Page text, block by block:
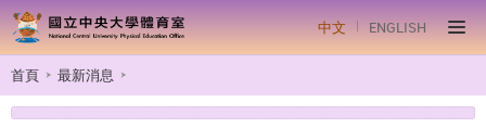
中文 ENGLISH
首頁 最新消息